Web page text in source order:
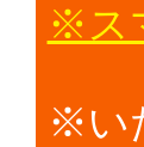
※ス
※い